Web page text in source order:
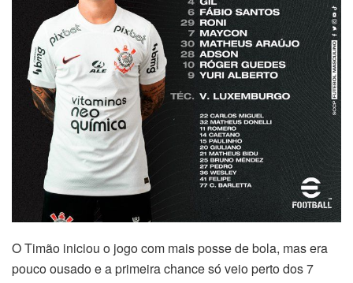
O Timão iniciou o jogo com mais posse de bola, mas era
pouco ousado e a primeira chance só veio perto dos 7